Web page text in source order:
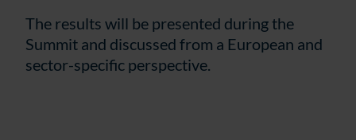
The results will be presented during the
Summit and discussed from a European and
sector-specific perspective.